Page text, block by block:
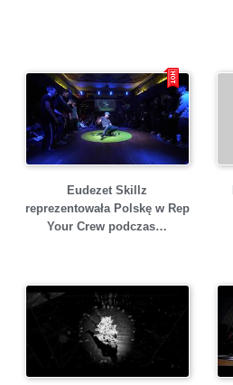
Eudezet Skillz
reprezentowała Polskę w Rep
Your Crew podczas…